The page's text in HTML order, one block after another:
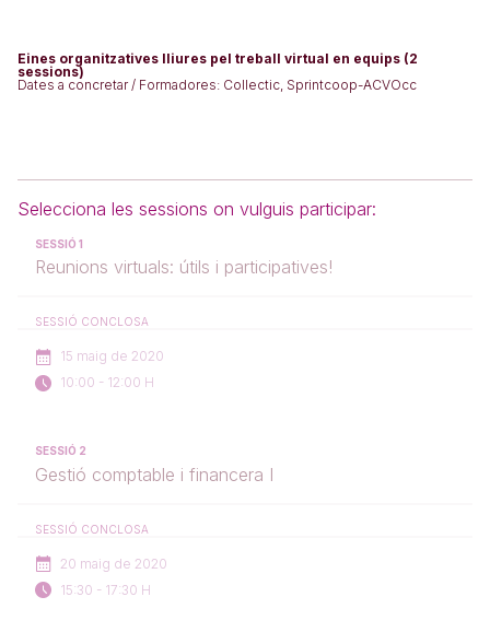
Eines organitzatives lliures pel treball virtual en equips (2
sessions)
Dates a concretar / Formadores: Collectic, Sprintcoop-ACVOcc
Selecciona les sessions on vulguis participar:
SESSIÓ 1
Reunions virtuals: útils i participatives!
SESSIÓ CONCLOSA
15 maig de 2020
10:00 - 12:00 H
SESSIÓ 2
Gestió comptable i financera I
SESSIÓ CONCLOSA
20 maig de 2020
15:30 - 17:30 H